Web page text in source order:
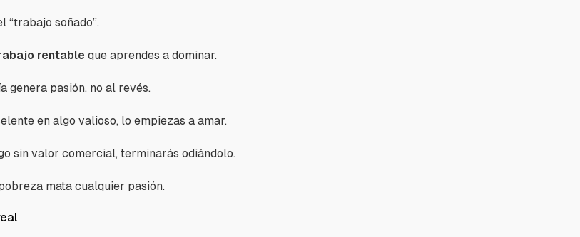
“trabajo soñado”.
rentable que aprendes a dominar.
genera pasión, no al revés.
en algo valioso, lo empiezas a amar.
sin valor comercial, terminarás odiándolo.
mata cualquier pasión.